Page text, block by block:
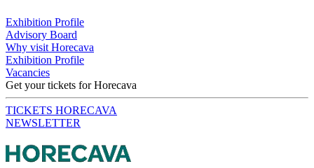
Exhibition Profile
Advisory Board
Why visit Horecava
Exhibition Profile
Vacancies
Get your tickets for Horecava
TICKETS HORECAVA
NEWSLETTER